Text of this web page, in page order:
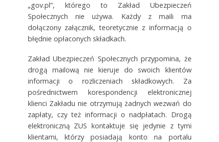
„gov.pl”, którego to Zakład Ubezpieczeń
Społecznych nie używa. Każdy z maili ma
dołączony załącznik, teoretycznie z informacją o
błędnie opłaconych składkach.
Zakład Ubezpieczeń Społecznych przypomina, że
drogą mailową nie kieruje do swoich klientów
informacji o rozliczeniach składkowych. Za
pośrednictwem korespondencji elektronicznej
klienci Zakładu nie otrzymują żadnych wezwań do
zapłaty, czy też informacji o nadpłatach. Drogą
elektroniczną ZUS kontaktuje się jedynie z tymi
klientami, którzy posiadają konto na portalu